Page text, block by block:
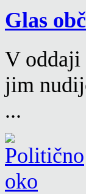
Glas
V oddaji
jim
...